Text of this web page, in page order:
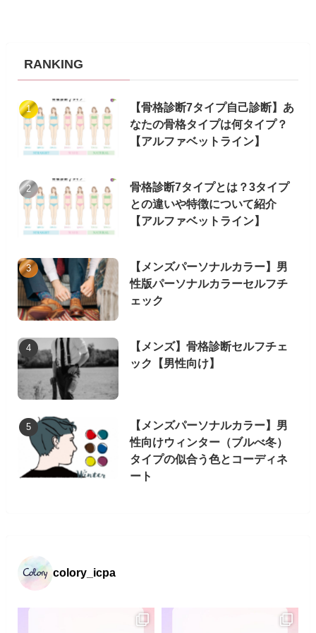
RANKING
【骨格診断7タイプ自己診断】あ
なたの骨格タイプは何タイプ？
【アルファベットライン】
骨格診断7タイプとは？3タイプ
との違いや特徴について紹介
【アルファベットライン】
【メンズパーソナルカラー】男
性版パーソナルカラーセルフチ
ェック
【メンズ】骨格診断セルフチェ
ック【男性向け】
【メンズパーソナルカラー】男
性向けウィンター（ブルべ冬）
タイプの似合う色とコーディネ
ート
colory_icpa